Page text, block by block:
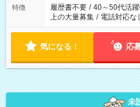
合は応募できません。
特徴 履歴書不要 / 40～50代活
上の大量募集 / 電話対応な
気になる！ 応
未